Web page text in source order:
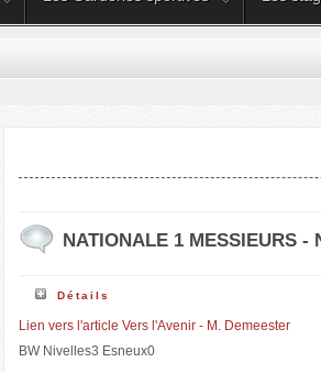
NATIONALE 1 MESSIEURS
Détails
Lien vers l'article Vers l'Avenir - M. Demeester
BW Nivelles3 Esneux0